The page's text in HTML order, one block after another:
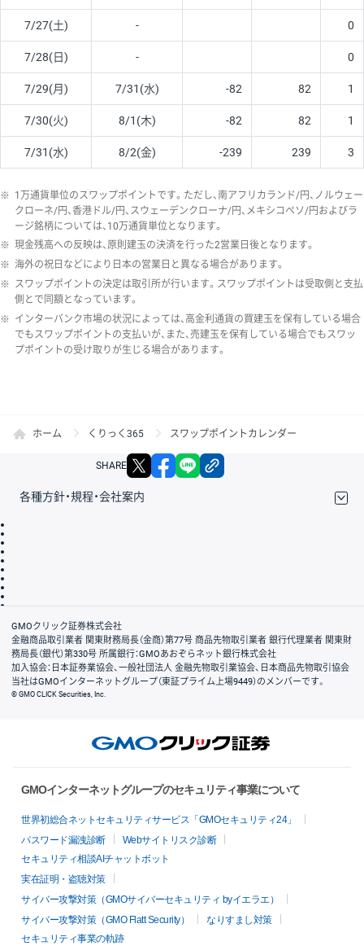
7/27(土) - 0
7/28(日) - 0
7/29(月) 7/31(水) -82 82 1
7/30(火) 8/1(木) -82 82 1
7/31(水) 8/2(金) -239 239 3
※ 1万通貨単位のスワップポイントです。ただし、南アフリカランド/円、ノルウェー
クローネ/円、香港ドル/円、スウェーデンクローナ/円、メキシコペソ/円およびラ
ージ銘柄については、10万通貨単位となります。
※ 現金残高への反映は、原則建玉の決済を行った2営業日後となります。
※ 海外の祝日などにより日本の営業日と異なる場合があります。
※ スワップポイントの決定は取引所が行います。スワップポイントは受取側と支払
側とで同額となっています。
※ インターバンク市場の状況によっては、高金利通貨の買建玉を保有している場合
でもスワップポイントの支払いが、また、売建玉を保有している場合でもスワッ
プポイントの受け取りが生じる場合があります。
ホーム くりっく365 スワップポイントカレンダー
SHARE X facebook
各種方針・規程・会社案内
会社案内
GMOクリック証券株式会社
金融商品取引業者 関東財務局長（金商）第77号 商品先物取引業者 銀行代理業者 関東財
務局長（銀代）第330号 所属銀行：GMOあおぞらネット銀行株式会社
加入協会：日本証券業協会、一般社団法人 金融先物取引業協会、日本商品先物取引協会
当社はGMOインターネットグループ（東証プライム上場9449）のメンバーです。
© GMO CLICK Securities, Inc.
GMOインターネットグループのセキュリティ事業について
世界初総合ネットセキュリティサービス「GMOセキュリティ24」
パスワード漏洩診断
Webサイトリスク診断
セキュリティ相談AIチャットボット
実在証明・盗聴対策
サイバー攻撃対策（GMOサイバーセキュリティ byイエラエ）
サイバー攻撃対策（GMO Flatt Security）
なりすまし対策
セキュリティ事業の軌跡